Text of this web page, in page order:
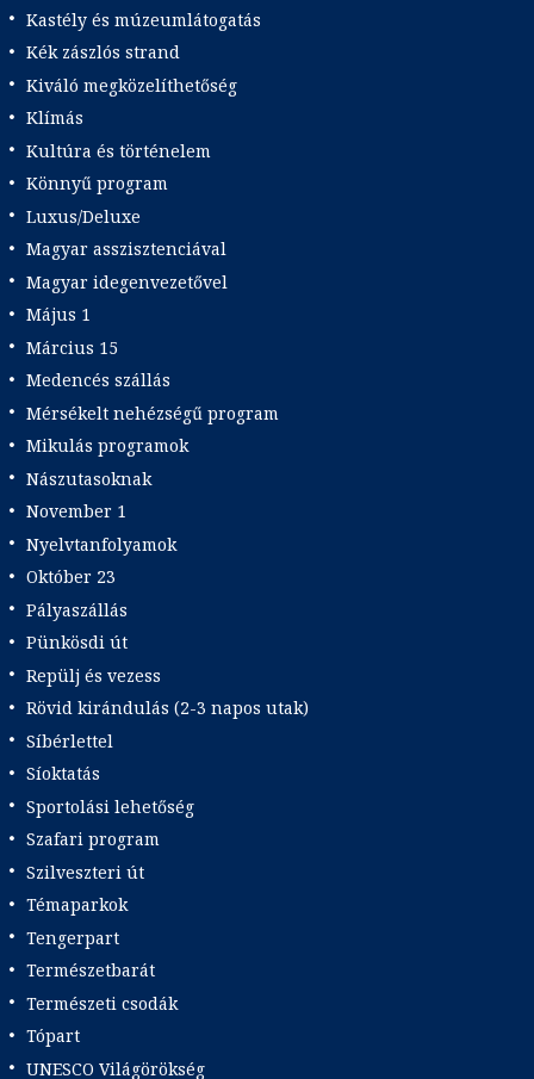
Kastély és múzeumlátogatás
Kék zászlós strand
Kiváló megközelíthetőség
Klímás
Kultúra és történelem
Könnyű program
Luxus/Deluxe
Magyar asszisztenciával
Magyar idegenvezetővel
Május 1
Március 15
Medencés szállás
Mérsékelt nehézségű program
Mikulás programok
Nászutasoknak
November 1
Nyelvtanfolyamok
Október 23
Pályaszállás
Pünkösdi út
Repülj és vezess
Rövid kirándulás (2-3 napos utak)
Síbérlettel
Síoktatás
Sportolási lehetőség
Szafari program
Szilveszteri út
Témaparkok
Tengerpart
Természetbarát
Természeti csodák
Tópart
UNESCO Világörökség